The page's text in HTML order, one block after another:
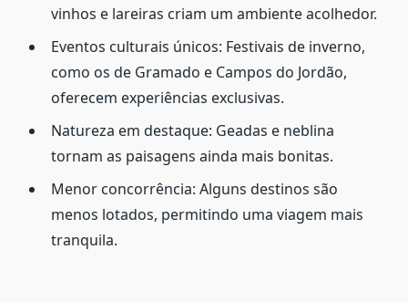
vinhos e lareiras criam um ambiente acolhedor.
Eventos culturais únicos: Festivais de inverno,
como os de Gramado e Campos do Jordão,
oferecem experiências exclusivas.
Natureza em destaque: Geadas e neblina
tornam as paisagens ainda mais bonitas.
Menor concorrência: Alguns destinos são
menos lotados, permitindo uma viagem mais
tranquila.